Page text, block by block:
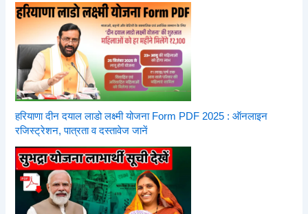
हरियाणा दीन दयाल लाडो लक्ष्मी योजना Form PDF 2025 : ऑनलाइन
रजिस्ट्रेशन, पात्रता व दस्तावेज जानें